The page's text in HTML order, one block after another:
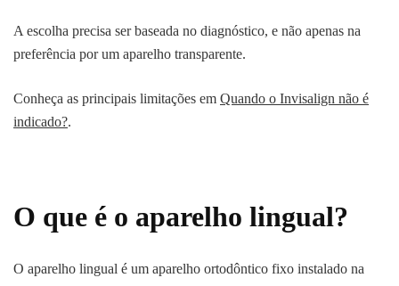
A escolha precisa ser baseada no diagnóstico, e não apenas na
preferência por um aparelho transparente.
Conheça as principais limitações em Quando o Invisalign não é
indicado?.
O que é o aparelho lingual?
O aparelho lingual é um aparelho ortodôntico fixo instalado na